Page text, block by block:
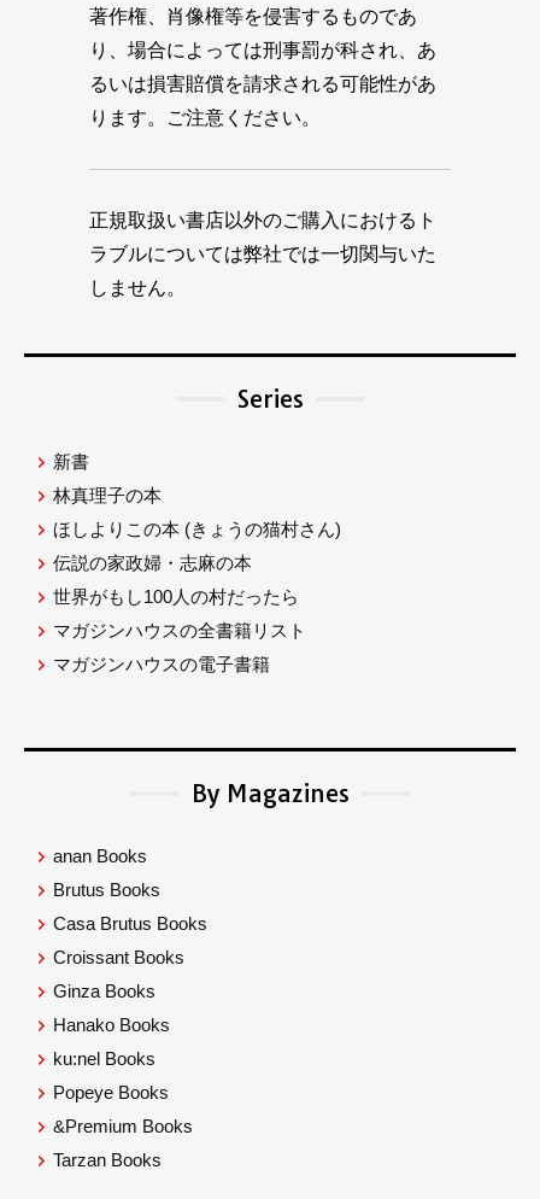
著作権、肖像権等を侵害するものであ
り、場合によっては刑事罰が科され、あ
るいは損害賠償を請求される可能性があ
ります。ご注意ください。
正規取扱い書店以外のご購入におけるト
ラブルについては弊社では一切関与いた
しません。
Series
新書
林真理子の本
ほしよりこの本 (きょうの猫村さん)
伝説の家政婦・志麻の本
世界がもし100人の村だったら
マガジンハウスの全書籍リスト
マガジンハウスの電子書籍
By Magazines
anan Books
Brutus Books
Casa Brutus Books
Croissant Books
Ginza Books
Hanako Books
ku:nel Books
Popeye Books
&Premium Books
Tarzan Books